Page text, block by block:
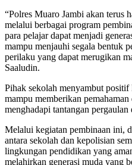
“Polres Muaro Jambi akan terus
melalui berbagai program
para pelajar dapat menjadi
mampu menjauhi segala bentuk
perilaku yang dapat merugikan
Saaludin.
Pihak sekolah menyambut
mampu memberikan
menghadapi tantangan pergaulan
Melalui kegiatan pembinaan ini,
antara sekolah dan kepolisian
lingkungan pendidikan yang
melahirkan generasi muda yang